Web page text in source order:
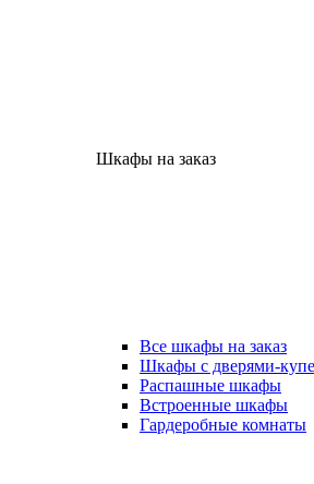
Шкафы на заказ
Все шкафы на заказ
Шкафы с дверями-купе
Распашные шкафы
Встроенные шкафы
Гардеробные комнаты